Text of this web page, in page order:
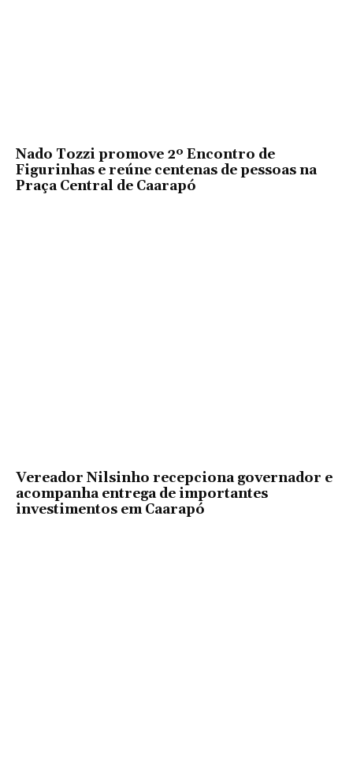
Nado Tozzi promove 2º Encontro de
Figurinhas e reúne centenas de pessoas na
Praça Central de Caarapó
Vereador Nilsinho recepciona governador e
acompanha entrega de importantes
investimentos em Caarapó